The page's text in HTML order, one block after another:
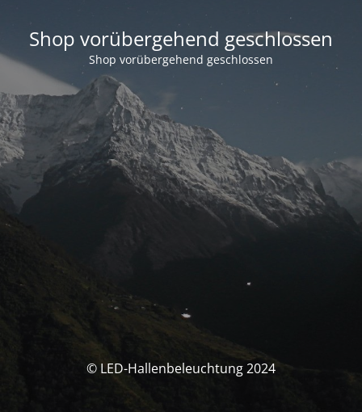
Shop vorübergehend geschlossen
Shop vorübergehend geschlossen
© LED-Hallenbeleuchtung 2024